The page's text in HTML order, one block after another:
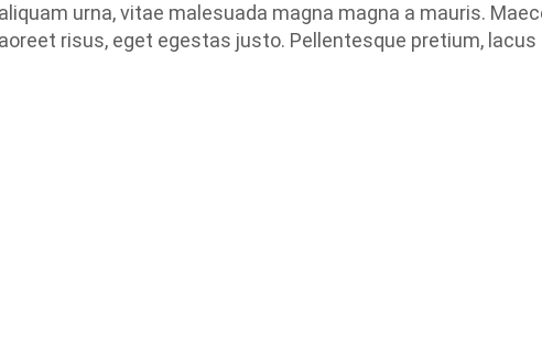
urna, vitae malesuada magna magna a mauris.
risus, eget egestas justo. Pellentesque pretium,